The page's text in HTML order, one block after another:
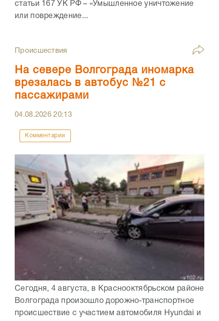
статьи 167 УК РФ – «Умышленное уничтожение
или повреждение...
Происшествия
На севере Волгограда иномарка
врезалась в автобус №21 с
пассажирами
04.08.202620:13
Комментарии
Сегодня, 4 августа, в Краснооктябрьском районе
Волгограда произошло дорожно-транспортное
происшествие с участием автомобиля Hyundai и